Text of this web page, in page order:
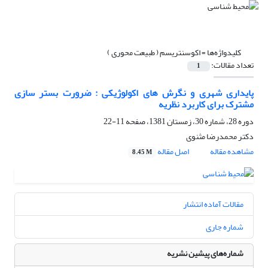
کلیدواژه‌ها =اکوسنتریسم ( طبیعت محوری )
تعداد مقالات: 1
پایداری شهری و نگرش های اکولوژیکی : ضرورت بستر سازی
مشترک برای کاربرد نظریه
دوره 28، شماره 30، زمستان 1381، صفحه
11-22
دکتر محمدرضا مثنوی
مشاهده مقاله
اصل مقاله 8.45 M
مقالات آماده انتشار
شماره جاری
شماره‌های پیشین نشریه